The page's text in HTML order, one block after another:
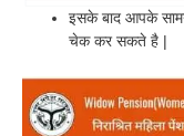
इसके बाद आपके
चेक कर सकते है |